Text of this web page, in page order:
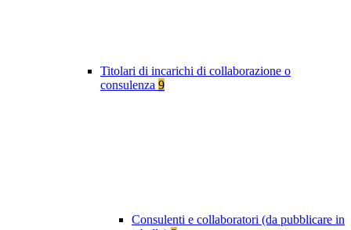
Titolari di incarichi di collaborazione o
consulenza 9
Consulenti e collaboratori (da pubblicare in